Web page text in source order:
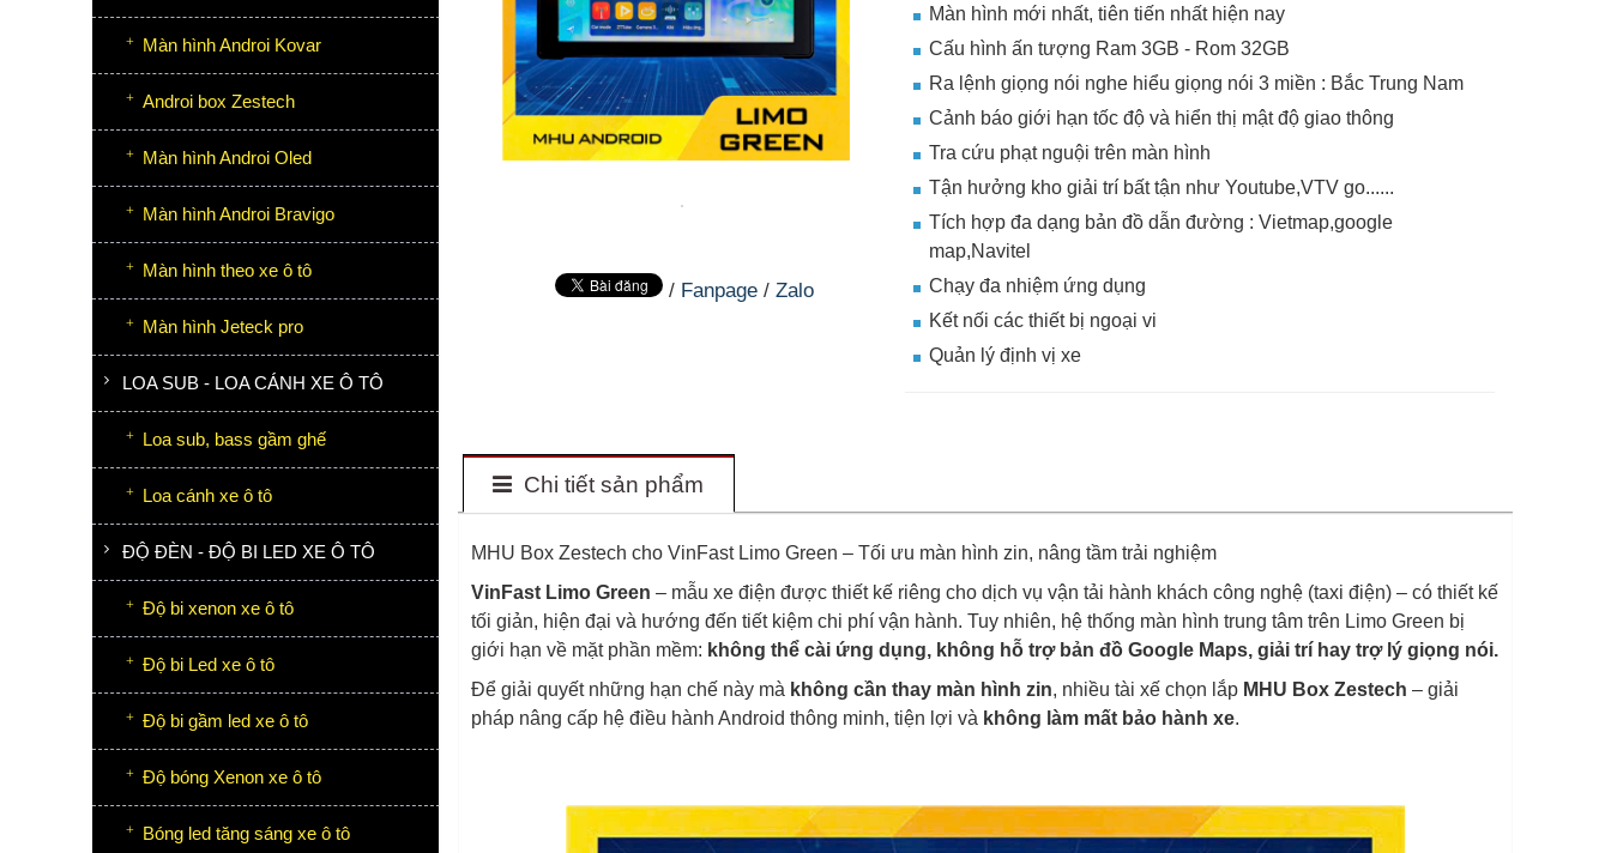
/ Fanpage /Zalo
Màn hình mới nhất, tiên tiến nhất hiện nay
Cấu hình ấn tượng Ram 3GB - Rom 32GB
Ra lệnh giọng nói nghe hiểu giọng nói 3 miền : Bắc Trung Nam
Cảnh báo giới hạn tốc độ và hiển thị mật độ giao thông
Tra cứu phạt nguội trên màn hình
Tận hưởng kho giải trí bất tận như Youtube,VTV go......
Tích hợp đa dạng bản đồ dẫn đường : Vietmap,google
map,Navitel
Chạy đa nhiệm ứng dụng
Kết nối các thiết bị ngoại vi
Quản lý định vị xe
Chi tiết sản phẩm
MHU Box Zestech cho VinFast Limo Green – Tối ưu màn hình zin, nâng tầm trải nghiệm
VinFast Limo Green – mẫu xe điện được thiết kế riêng cho dịch vụ vận tải hành khách công nghệ (taxi điện) – có thiết kế
tối giản, hiện đại và hướng đến tiết kiệm chi phí vận hành. Tuy nhiên, hệ thống màn hình trung tâm trên Limo Green bị
giới hạn về mặt phần mềm: không thể cài ứng dụng, không hỗ trợ bản đồ Google Maps, giải trí hay trợ lý giọng nói.
Để giải quyết những hạn chế này mà không cần thay màn hình zin, nhiều tài xế chọn lắp MHU Box Zestech – giải
pháp nâng cấp hệ điều hành Android thông minh, tiện lợi và không làm mất bảo hành xe.
Màn hình Androi Kovar
Androi box Zestech
Màn hình Androi Oled
Màn hình Androi Bravigo
Màn hình theo xe ô tô
Màn hình Jeteck pro
LOA SUB - LOA CÁNH XE Ô TÔ
Loa sub, bass gầm ghế
Loa cánh xe ô tô
ĐỘ ĐÈN - ĐỘ BI LED XE Ô TÔ
Độ bi xenon xe ô tô
Độ bi Led xe ô tô
Độ bi gầm led xe ô tô
Độ bóng Xenon xe ô tô
Bóng led tăng sáng xe ô tô